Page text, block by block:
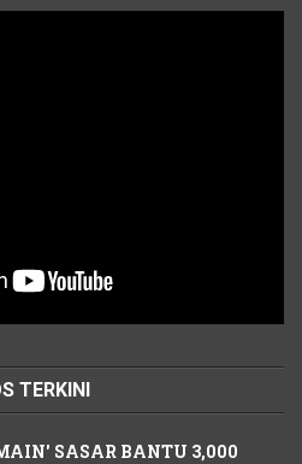
TERKINI
SASAR BANTU 3,000